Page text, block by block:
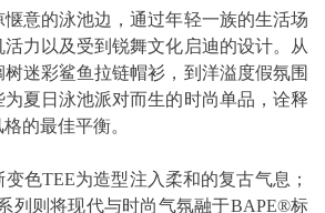
意的泳池边，通过年轻一族的生活场
力以及受到锐舞文化启迪的设计。从
迷彩鲨鱼拉链帽衫，到洋溢度假氛围
夏日泳池派对而生的时尚单品，诠释
的最佳平衡。
色TEE为造型注入柔和的复古气息；
列则将现代与时尚气氛融于BAPE®标